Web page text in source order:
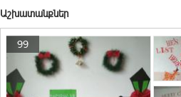
Աշխատանքներ
99